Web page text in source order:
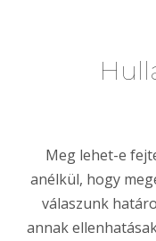
Meg lehet-e
anélkül, hogy
válaszunk
annak